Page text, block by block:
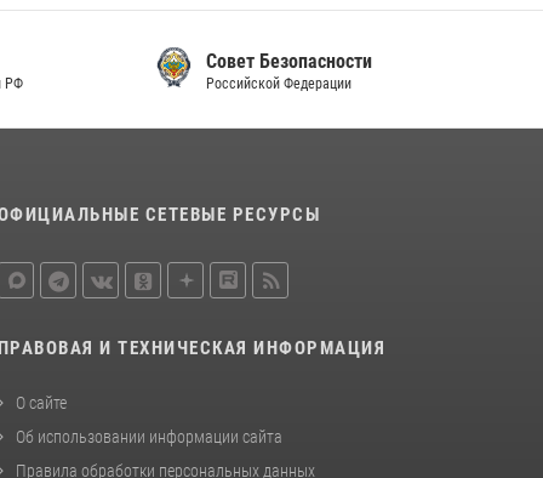
Совет Безопасности
Российской Федерации
СЕТЕВЫЕ РЕСУРСЫ
ПРАВОВАЯ И ТЕХНИЧЕСКАЯ ИНФОРМАЦИЯ
О сайте
Об использовании информации сайта
Правила обработки персональных данных